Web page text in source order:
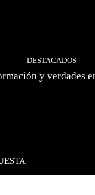
DESTACADOS
y verdades